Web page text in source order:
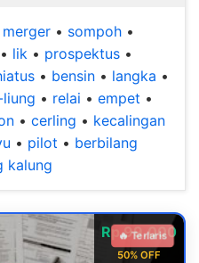
merger • sompoh •
• lik • prospektus •
• bensin • langka •
• relai • empet •
• cerling • kecalingan
• pilot • berbilang
kalung
Rp 99.000
50% OFF
🔥 Terlaris